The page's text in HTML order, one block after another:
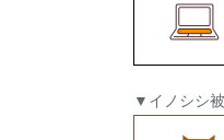
▼イノシシ